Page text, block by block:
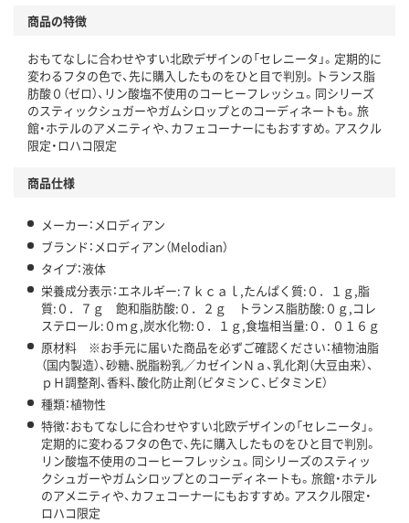
この商品の環境配慮ポイントです。下記商品詳細「
アスクル商品環境スコア詳細／加点項目
」で確認できます。
商品の特徴
おもてなしに合わせやすい北欧デザインの「セレニータ」。定期的に
変わるフタの色で、先に購入したものをひと目で判別。トランス脂
肪酸０（ゼロ）、リン酸塩不使用のコーヒーフレッシュ。同シリーズ
のスティックシュガーやガムシロップとのコーディネートも。旅
館・ホテルのアメニティや、カフェコーナーにもおすすめ。アスクル
限定・ロハコ限定
商品仕様
メーカー：メロディアン
ブランド：メロディアン（Melodian）
タイプ：液体
栄養成分表示：エネルギー:７ｋｃａｌ,たんぱく質:０．１ｇ,脂
質:０．７ｇ 飽和脂肪酸:０．２ｇ トランス脂肪酸:０ｇ,コレ
ステロール:０ｍｇ,炭水化物:０．１ｇ,食塩相当量:０．０１６ｇ
原材料 ※お手元に届いた商品を必ずご確認ください：植物油脂
（国内製造）、砂糖、脱脂粉乳／カゼインＮａ、乳化剤（大豆由来）、
ｐＨ調整剤、香料、酸化防止剤（ビタミンＣ、ビタミンE）
種類：植物性
特徴：おもてなしに合わせやすい北欧デザインの「セレニータ」。
定期的に変わるフタの色で、先に購入したものをひと目で判別。
リン酸塩不使用のコーヒーフレッシュ。同シリーズのスティッ
クシュガーやガムシロップとのコーディネートも。旅館・ホテル
のアメニティや、カフェコーナーにもおすすめ。アスクル限定・
ロハコ限定